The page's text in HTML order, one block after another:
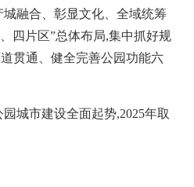
融合、彰显文化、全域统筹
四片区”总体布局,集中抓好规
贯通、健全完善公园功能六
城市建设全面起势,2025年取